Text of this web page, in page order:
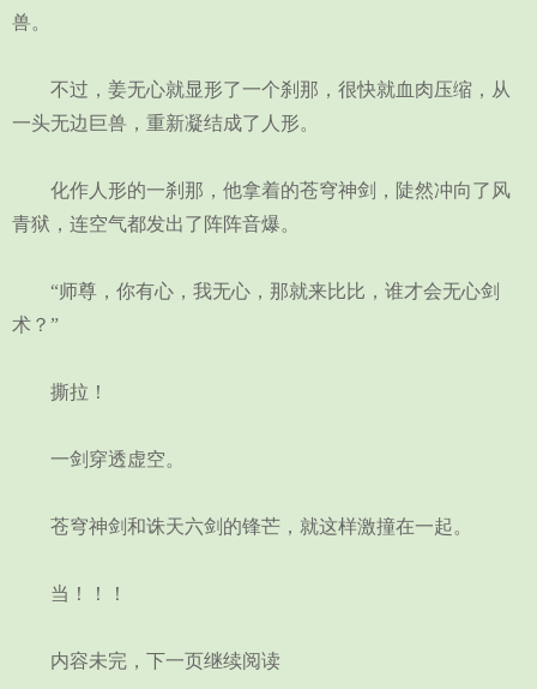
兽。
不过，姜无心就显形了一个刹那，很快就血肉压缩，从
一头无边巨兽，重新凝结成了人形。
化作人形的一刹那，他拿着的苍穹神剑，陡然冲向了风
青狱，连空气都发出了阵阵音爆。
“师尊，你有心，我无心，那就来比比，谁才会无心剑
术？”
撕拉！
一剑穿透虚空。
苍穹神剑和诛天六剑的锋芒，就这样激撞在一起。
当！！！
内容未完，下一页继续阅读